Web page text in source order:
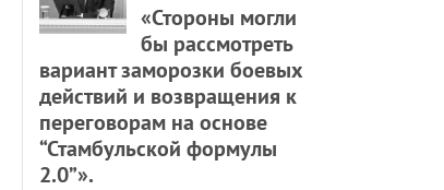
«Стороны могли
бы рассмотреть
вариант заморозки боевых
действий и возвращения к
переговорам на основе
“Стамбульской формулы
2.0”».